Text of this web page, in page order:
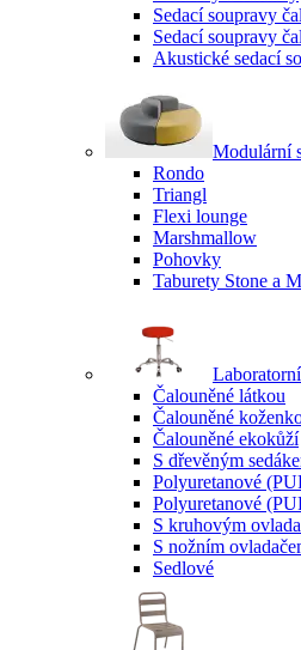
Sedací soupravy
Sedací soupravy
Akustické sedací
Modulární
Rondo
Triangl
Flexi lounge
Marshmallow
Pohovky
Taburety Stone a
Čalouněné látkou
Čalouněné
Čalouněné ekokůží
S dřevěným
Polyuretanové
Polyuretanové
S kruhovým
S nožním
Sedlové